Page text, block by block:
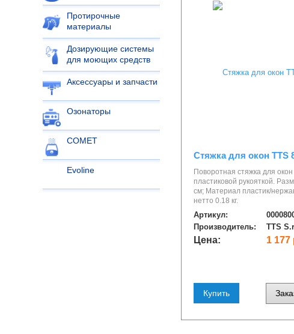
Протирочные
материалы
Дозирующие системы
для моющих средств
Аксессуары и запчасти
Озонаторы
COMET
Evoline
Стяжка для окон TTS
Поворотная стяжка для
пластиковой рукояткой.
см; Материал пластик/
нетто 0.18 кг.
Артикул:
Производитель:
TTS
Цена: 1 177
Купить